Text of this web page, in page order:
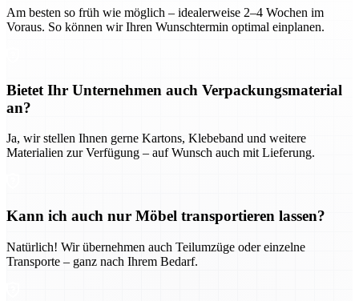
Am besten so früh wie möglich – idealerweise 2–4 Wochen im
Voraus. So können wir Ihren Wunschtermin optimal einplanen.
Bietet Ihr Unternehmen auch Verpackungsmaterial
an?
Ja, wir stellen Ihnen gerne Kartons, Klebeband und weitere
Materialien zur Verfügung – auf Wunsch auch mit Lieferung.
Kann ich auch nur Möbel transportieren lassen?
Natürlich! Wir übernehmen auch Teilumzüge oder einzelne
Transporte – ganz nach Ihrem Bedarf.